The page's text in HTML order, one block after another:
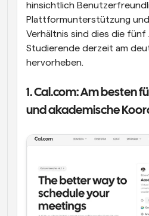
hinsichtlich
Plattformunterstützung
Verhältnis sind dies die
Studierende derzeit am
hervorheben.
1. Cal.com: Am besten
und akademische